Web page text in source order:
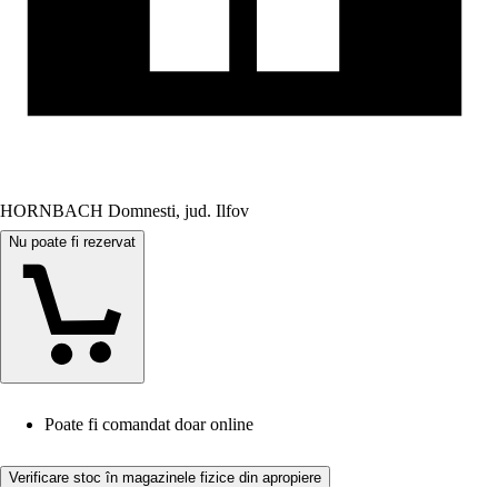
HORNBACH Domnesti, jud. Ilfov
Nu poate fi rezervat
Poate fi comandat doar online
Verificare stoc în magazinele fizice din apropiere